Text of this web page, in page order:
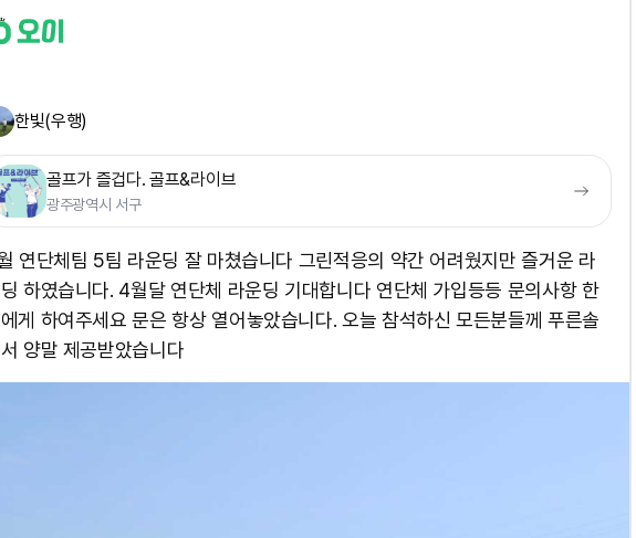
한빛(우행)
골프가 즐겁다. 골프&라이브
광주광역시 서구
연단체팀 5팀 라운딩 잘 마쳤습니다 그린적응의 약간 어려웠지만 즐거운 라
하였습니다. 4월달 연단체 라운딩 기대합니다 연단체 가입등등 문의사항 한
게 하여주세요 문은 항상 열어놓았습니다. 오늘 참석하신 모든분들께 푸른솔
양말 제공받았습니다